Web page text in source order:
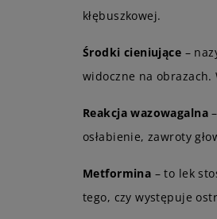
kłębuszkowej.
Środki cieniujące –
widoczne na obrazach.
Reakcja wazowagalna
osłabienie, zawroty
Metformina – to lek
tego, czy występuje